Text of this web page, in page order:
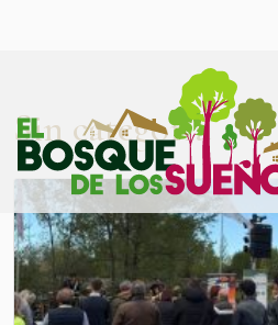
Sin categoría